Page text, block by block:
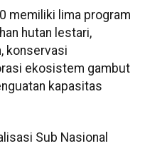
memiliki lima program
hutan lestari,
konservasi
ekosistem gambut
kapasitas
Sub Nasional